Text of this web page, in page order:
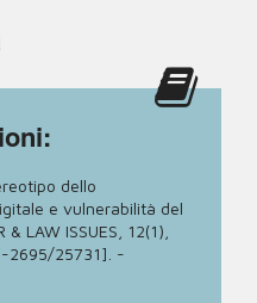
dello
e vulnerabilità del
LAW ISSUES, 12(1),
25731]. -